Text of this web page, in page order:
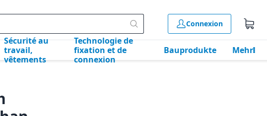
Connexion
Sécurité au
travail,
vêtements
Technologie de
fixation et de
connexion
Bauprodukte Mehr